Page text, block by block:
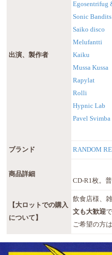
出演、製作者
Egosentrifug
Sonic Bandits
Saiko disco
Melufantti
Kaiku
Mussa Kussa
Rapylat
Rolli
Hypnic Lab
Pavel Svimba
ブランド RANDOM
商品詳細
CD-R1枚。
【大ロットでの購入
について】
飲食店様、
文も大歓迎
ご希望の方